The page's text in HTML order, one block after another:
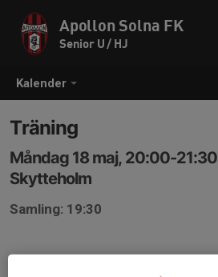
Kalender
Apollon Solna FK
Senior U / HJ
Träning
Måndag 18 maj, 20:00-21:30
Skytteholm
Samling: 19:30